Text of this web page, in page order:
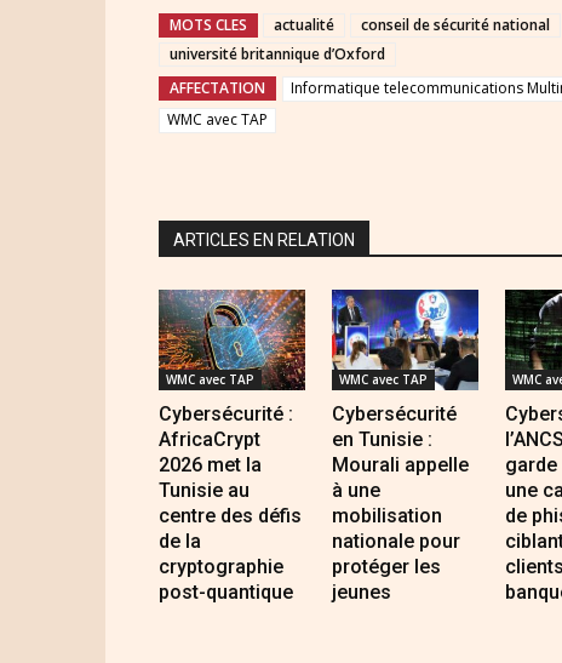
MOTS CLES actualité conseil de sécurité national
université britannique d’Oxford
AFFECTATION
Informatique telecommunications
WMC avec TAP
ARTICLES EN RELATION
WMC avec TAP
Cybersécurité :
AfricaCrypt
2026 met la
Tunisie au
centre des défis
de la
cryptographie
post-quantique
WMC avec TAP
Cybersécurité
en Tunisie :
Mourali appelle
à une
mobilisation
nationale pour
protéger les
jeunes
WMC
une
de